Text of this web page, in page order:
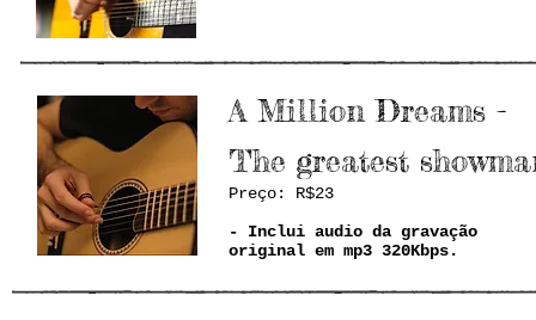
A Million Dreams -
The greatest
Preço: R$23
- Inclui audio da gravação
original em mp3 320Kbps.